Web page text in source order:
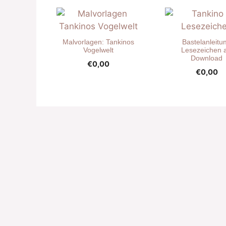
Malvorlagen: Tankinos
Vogelwelt
€0,00
Lesezeichen
Download
€0,00